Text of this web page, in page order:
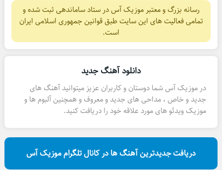
رسانه بزرگ و معتبر موزیک آس در ستاد ساماندهی ثبت شده و
تمامی فعالیت های این سایت طبق قوانین جمهوری اسلامی ایران
است.
دانلود آهنگ جدید
در موزیک آس شما دوستان و کاربران عزیز میتوانید آهنگ های
جدید و خاص ، مداحی های جدید و معروف و همچنین آلبوم ها و
موزیک ویدئو های مورد علاقه خود را دریافت کنید.
دریافت جدیدترین آهنگ ها در کانال تلگرام موزیک آس